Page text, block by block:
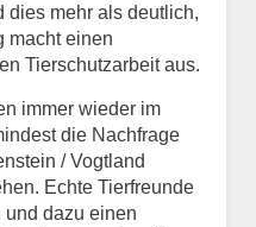
über das
dies mehr als deutlich,
macht einen
Tierschutzarbeit aus.
immer wieder im
die Nachfrage
/ Vogtland
Echte Tierfreunde
dazu einen